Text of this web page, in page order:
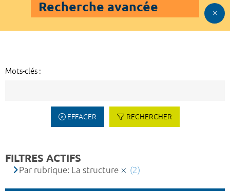
Recherche avancée
Mots-clés :
EFFACER RECHERCHER
FILTRES ACTIFS
Par rubrique: La structure (2)